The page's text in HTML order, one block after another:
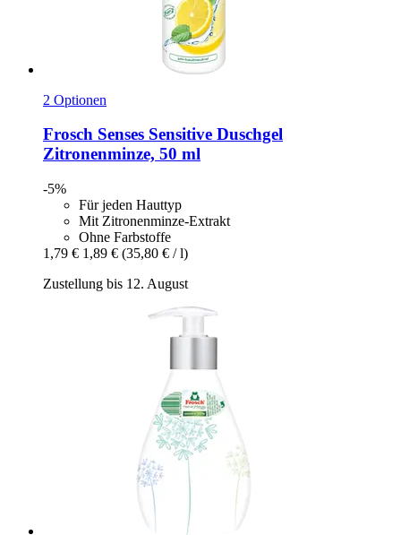
2 Optionen
Frosch Senses Sensitive Duschgel
Zitronenminze, 50 ml
-5%
Für jeden Hauttyp
Mit Zitronenminze-Extrakt
Ohne Farbstoffe
1,79 € 1,89 € (35,80 € / l)
Zustellung bis 12. August